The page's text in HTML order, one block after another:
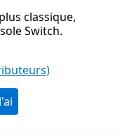
classique,
Switch.